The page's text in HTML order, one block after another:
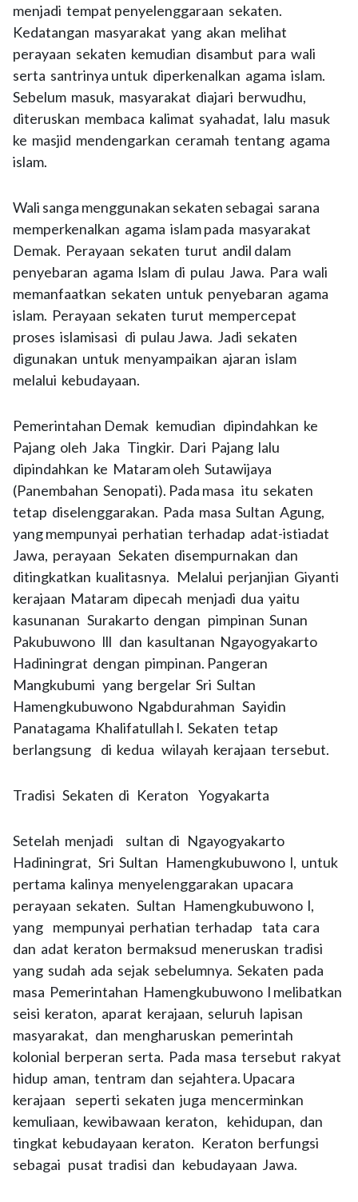
menjadi tempat penyelenggaraan sekaten.
Kedatangan masyarakat yang akan melihat
perayaan sekaten kemudian disambut para wali
serta santrinya untuk diperkenalkan agama islam.
Sebelum masuk, masyarakat diajari berwudhu,
diteruskan membaca kalimat syahadat, lalu masuk
ke masjid mendengarkan ceramah tentang agama
islam.
Wali sanga menggunakan sekaten sebagai sarana
memperkenalkan agama islam pada masyarakat
Demak. Perayaan sekaten turut andil dalam
penyebaran agama lslam di pulau Jawa. Para wali
memanfaatkan sekaten untuk penyebaran agama
islam. Perayaan sekaten turut mempercepat
proses islamisasi di pulau Jawa. Jadi sekaten
digunakan untuk menyampaikan ajaran islam
melalui kebudayaan.
Pemerintahan Demak kemudian dipindahkan ke
Pajang oleh Jaka Tingkir. Dari Pajang lalu
dipindahkan ke Mataram oleh Sutawijaya
(Panembahan Senopati). Pada masa itu sekaten
tetap diselenggarakan. Pada masa Sultan Agung,
yang mempunyai perhatian terhadap adat-istiadat
Jawa, perayaan Sekaten disempurnakan dan
ditingkatkan kualitasnya. Melalui perjanjian Giyanti
kerajaan Mataram dipecah menjadi dua yaitu
kasunanan Surakarto dengan pimpinan Sunan
Pakubuwono lll dan kasultanan Ngayogyakarto
Hadiningrat dengan pimpinan. Pangeran
Mangkubumi yang bergelar Sri Sultan
Hamengkubuwono Ngabdurahman Sayidin
Panatagama Khalifatullah l. Sekaten tetap
berlangsung di kedua wilayah kerajaan tersebut.
Tradisi Sekaten di Keraton Yogyakarta
Setelah menjadi sultan di Ngayogyakarto
Hadiningrat, Sri Sultan Hamengkubuwono l, untuk
pertama kalinya menyelenggarakan upacara
perayaan sekaten. Sultan Hamengkubuwono l,
yang mempunyai perhatian terhadap tata cara
dan adat keraton bermaksud meneruskan tradisi
yang sudah ada sejak sebelumnya. Sekaten pada
masa Pemerintahan Hamengkubuwono l melibatkan
seisi keraton, aparat kerajaan, seluruh lapisan
masyarakat, dan mengharuskan pemerintah
kolonial berperan serta. Pada masa tersebut rakyat
hidup aman, tentram dan sejahtera. Upacara
kerajaan seperti sekaten juga mencerminkan
kemuliaan, kewibawaan keraton, kehidupan, dan
tingkat kebudayaan keraton. Keraton berfungsi
sebagai pusat tradisi dan kebudayaan Jawa.